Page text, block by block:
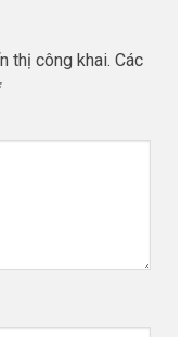
thị công khai. Các